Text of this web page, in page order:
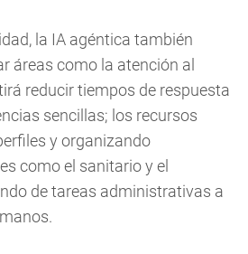
la IA agéntica también
áreas como la atención al
reducir tiempos de respuesta
sencillas; los recursos
y organizando
como el sanitario y el
de tareas administrativas a